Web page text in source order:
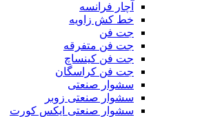
آچار فرانسه
خط کش زاویه
جت فن
جت فن متفرقه
جت فن کینساچ
جت فن کراسگان
سشوار صنعتی
سشوار صنعتی زوبر
سشوار صنعتی ایکس کورت